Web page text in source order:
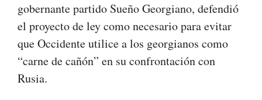
gobernante partido Sueño Georgiano, defendió
el proyecto de ley como necesario para evitar
que Occidente utilice a los georgianos como
“carne de cañón” en su confrontación con
Rusia.